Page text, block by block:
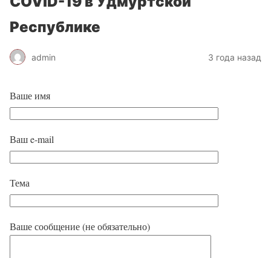
Республике
admin 3 года назад
Ваше имя
Ваш e-mail
Тема
Ваше сообщение (не обязательно)